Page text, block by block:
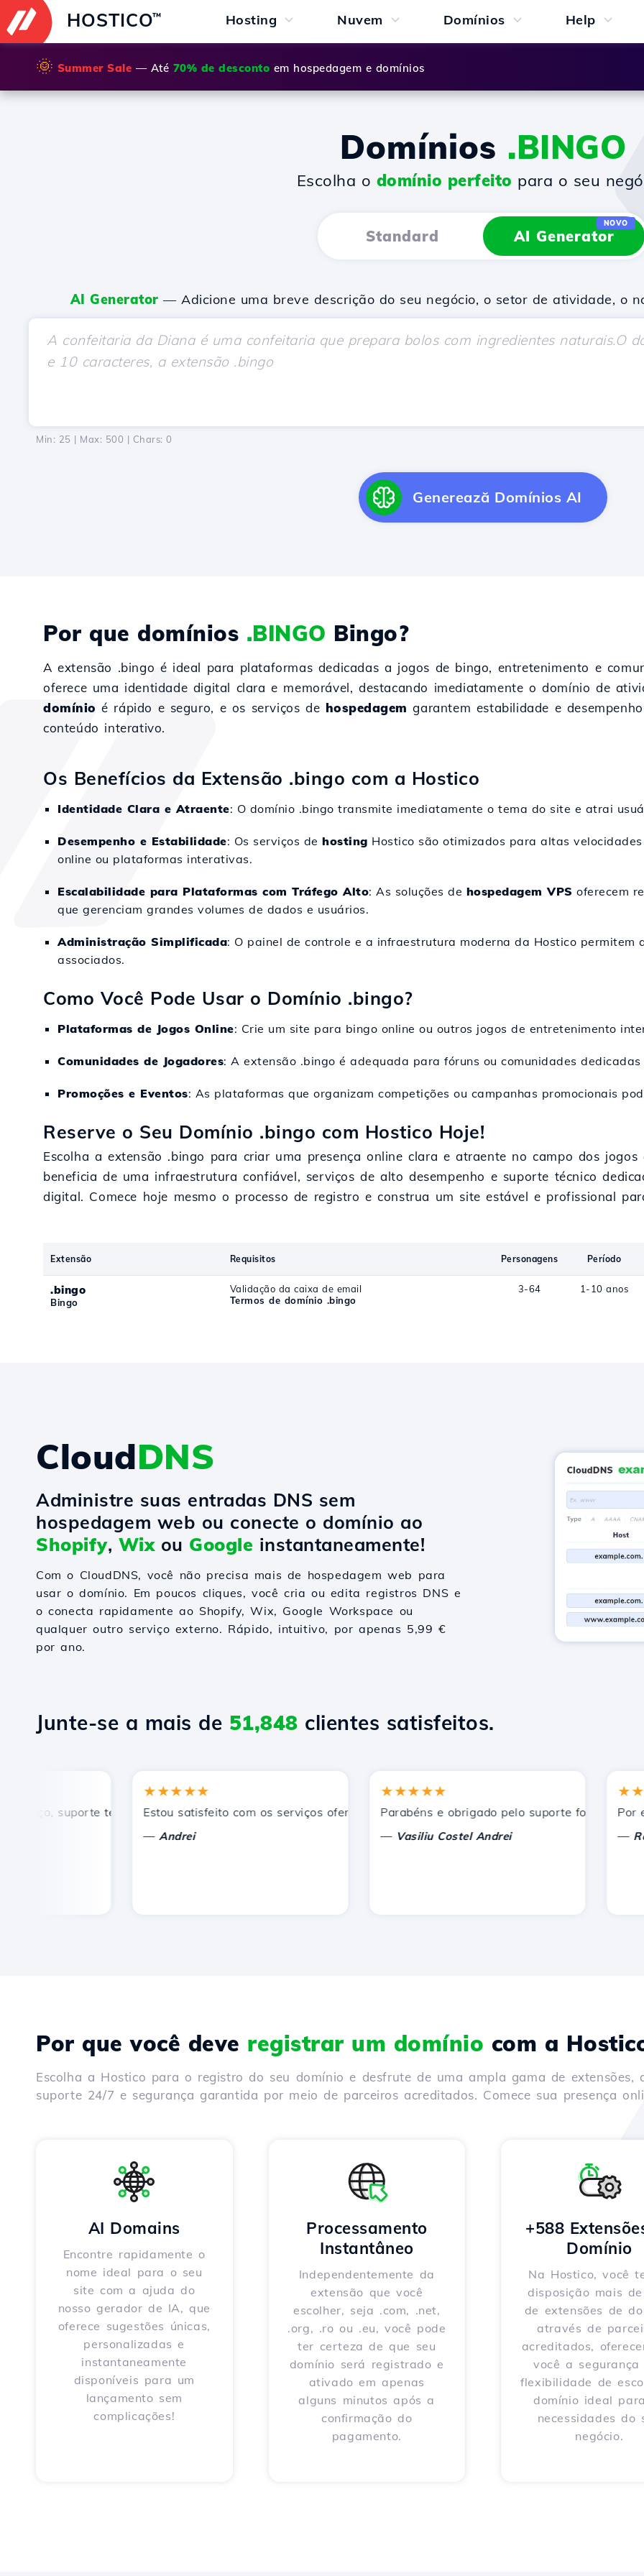
HOSTICO™ Hosting Nuvem Domínios Help
🌞 Summer Sale — Até 70% de desconto em hospedagem e domínios
Domínios .BINGO
Escolha o domínio perfeito para o seu
Standard AI Generator
NOVO
AI Generator — Adicione uma breve descrição do seu negócio, o setor de atividade, o
Min: 25 | Max: 500 | Chars: 0
Generează Domínios AI
Por que domínios .BINGO Bingo?
A extensão .bingo é ideal para plataformas dedicadas a jogos de bingo, entretenimento e
oferece uma identidade digital clara e memorável, destacando imediatamente o domínio de
domínio é rápido e seguro, e os serviços de hospedagem garantem estabilidade e
conteúdo interativo.
Os Benefícios da Extensão .bingo com a Hostico
Identidade Clara e Atraente: O domínio .bingo transmite imediatamente o tema do site e atrai
Desempenho e Estabilidade: Os serviços de hosting Hostico são otimizados para altas
online ou plataformas interativas.
Escalabilidade para Plataformas com Tráfego Alto: As soluções de hospedagem VPS oferecem
que gerenciam grandes volumes de dados e usuários.
Administração Simplificada: O painel de controle e a infraestrutura moderna da Hostico permitem
associados.
Como Você Pode Usar o Domínio .bingo?
Plataformas de Jogos Online: Crie um site para bingo online ou outros jogos de entretenimento
Comunidades de Jogadores: A extensão .bingo é adequada para fóruns ou comunidades
Promoções e Eventos: As plataformas que organizam competições ou campanhas promocionais
Reserve o Seu Domínio .bingo com Hostico Hoje!
Escolha a extensão .bingo para criar uma presença online clara e atraente no campo dos
beneficia de uma infraestrutura confiável, serviços de alto desempenho e suporte técnico
digital. Comece hoje mesmo o processo de registro e construa um site estável e profissional
Extensão Requisitos Personagens Período
.bingo
Bingo
Validação da caixa de email
Termos de domínio .bingo
3-64 1-10 anos
CloudDNS
Administre suas entradas DNS sem
hospedagem web ou conecte o domínio ao
Shopify, Wixou Google instantaneamente!
Com o CloudDNS, você não precisa mais de hospedagem web para
usar o domínio. Em poucos cliques, você cria ou edita registros DNS e
o conecta rapidamente ao Shopify, Wix, Google Workspace ou
qualquer outro serviço externo. Rápido, intuitivo, por apenas 5,99 €
por ano.
Junte-se a mais de 51,848 clientes satisfeitos.
suporte técnico rápido e eficiente.
★★★★★
Estou satisfeito com os serviços oferecidos pela Hostico. Eu os recomendei a outros
Andrei
★★★★★
Parabéns e obrigado pelo suporte fornecido!
Vasiliu Costel Andrei
Por
Por que você deve registrar um domínio com a
Escolha a Hostico para o registro do seu domínio e desfrute de uma ampla gama de extensões,
suporte 24/7 e segurança garantida por meio de parceiros acreditados. Comece sua presença
AI Domains
Encontre rapidamente o
nome ideal para o seu
site com a ajuda do
nosso gerador de IA, que
oferece sugestões únicas,
personalizadas e
instantaneamente
disponíveis para um
lançamento sem
complicações!
Processamento
Instantâneo
Independentemente da
extensão que você
escolher, seja .com, .net,
.org, .ro ou .eu, você pode
ter certeza de que seu
domínio será registrado e
ativado em apenas
alguns minutos após a
confirmação do
pagamento.
+588
Domínio
Na Hostico, você
disposição mais
de extensões de
através de
acreditados,
você a
flexibilidade de
domínio ideal
necessidades do
negócio.